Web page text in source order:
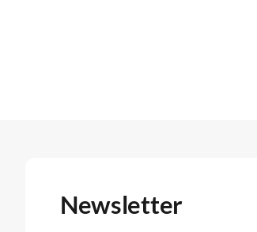
Newsletter